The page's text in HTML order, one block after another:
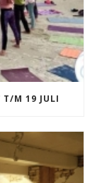
T/M 19 JULI